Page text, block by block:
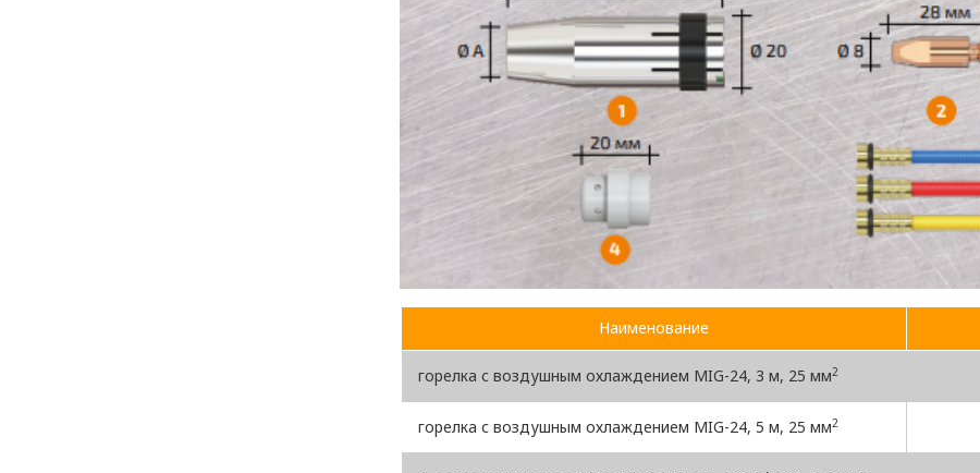
Наименование
горелка с воздушным охлаждением MIG-24, 3 м, 25 мм2
горелка с воздушным охлаждением MIG-24, 5 м, 25 мм2